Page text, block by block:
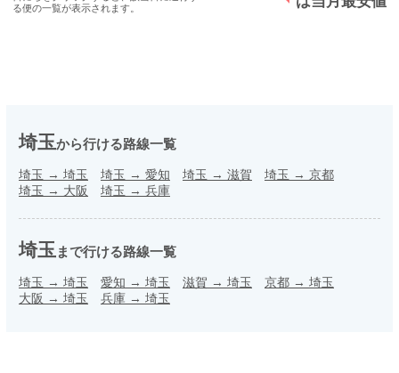
る便の一覧が表示されます。
埼玉から行ける路線一覧
埼玉 → 埼玉 埼玉 → 愛知 埼玉 → 滋賀 埼玉 → 京都
埼玉 → 大阪 埼玉 → 兵庫
埼玉 まで行ける路線一覧
埼玉 → 埼玉 愛知 → 埼玉 滋賀 → 埼玉 京都 → 埼玉
大阪 → 埼玉 兵庫 → 埼玉